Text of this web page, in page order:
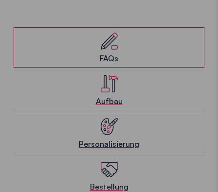
FAQs
Aufbau
Personalisierung
Bestellung